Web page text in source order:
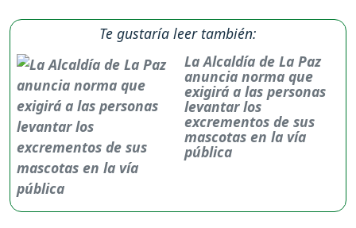
Te gustaría leer también:
La Alcaldía de La Paz
anuncia norma que
exigirá a las personas
levantar los
excrementos de sus
mascotas en la vía
pública